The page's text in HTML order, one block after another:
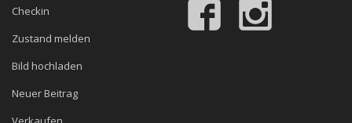
Checkin
Zustand melden
Bild hochladen
Neuer Beitrag